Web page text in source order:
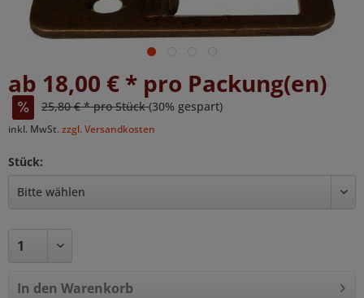
ab 18,00 € * pro Packung(en)
25,80 € * pro Stück(30% gespart)
inkl. MwSt. zzgl. Versandkosten
Stück:
In den Warenkorb